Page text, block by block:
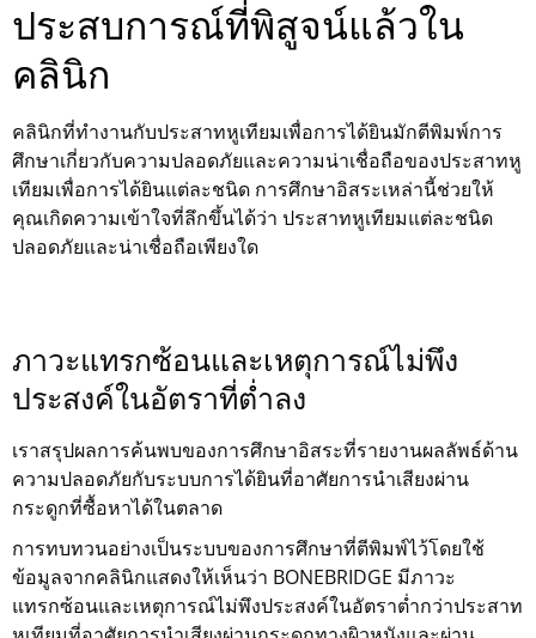
ประสบการณ์ที่พิสูจน์แล้วใน
คลินิก
คลินิกที่ทำงานกับประสาทหูเทียมเพื่อการได้ยินมักตีพิมพ์การ
ศึกษาเกี่ยวกับความปลอดภัยและความน่าเชื่อถือของประสาทหู
เทียมเพื่อการได้ยินแต่ละชนิด การศึกษาอิสระเหล่านี้ช่วยให้
คุณเกิดความเข้าใจที่ลึกขึ้นได้ว่า ประสาทหูเทียมแต่ละชนิด
ปลอดภัยและน่าเชื่อถือเพียงใด
ภาวะแทรกซ้อนและเหตุการณ์ไม่พึง
ประสงค์ในอัตราที่ต่ำลง
เราสรุปผลการค้นพบของการศึกษาอิสระที่รายงานผลลัพธ์ด้าน
ความปลอดภัยกับระบบการได้ยินที่อาศัยการนำเสียงผ่าน
กระดูกที่ซื้อหาได้ในตลาด
การทบทวนอย่างเป็นระบบของการศึกษาที่ตีพิมพ์ไว้โดยใช้
ข้อมูลจากคลินิกแสดงให้เห็นว่า BONEBRIDGE มีภาวะ
แทรกซ้อนและเหตุการณ์ไม่พึงประสงค์ในอัตราต่ำกว่าประสาท